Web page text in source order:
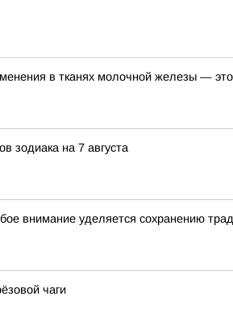
в тканях молочной железы —
зодиака на 7 августа
внимание уделяется сохранению
чаги